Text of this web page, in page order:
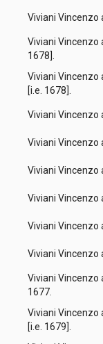
Viviani Vincenzo
Viviani Vincenzo
1678].
Viviani Vincenzo
[i.e. 1678].
Viviani Vincenzo
Viviani Vincenzo
Viviani Vincenzo
Viviani Vincenzo
Viviani Vincenzo
Viviani Vincenzo
Viviani Vincenzo
1677.
Viviani Vincenzo
[i.e. 1679].